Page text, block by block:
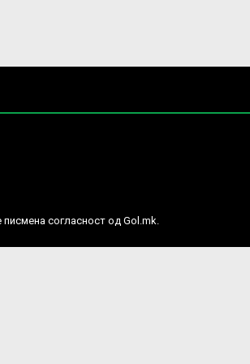
писмена согласност од Gol.mk.